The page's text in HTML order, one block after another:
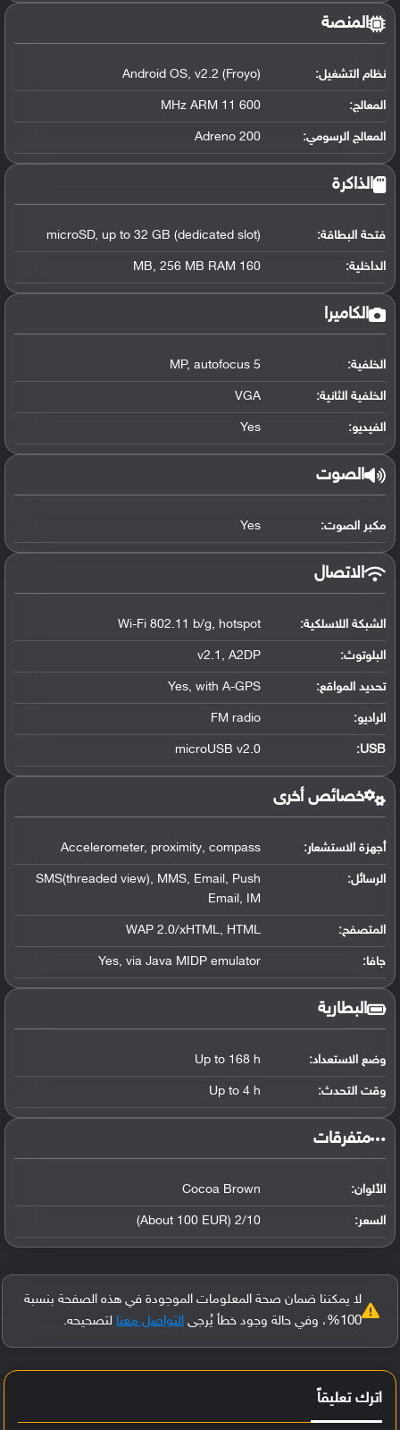
المنصة
نظام التشغيل:
Android OS, v2.2 (Froyo)
المعالج:
600 MHz ARM 11
المعالج الرسومي:
Adreno 200
الذاكرة
فتحة البطاقة: microSD, up to 32 GB (dedicated slot)
الداخلية: 160 MB, 256 MB RAM
الكاميرا
الخلفية: 5 MP, autofocus
الخلفية الثانية: VGA
الفيديو: Yes
الصوت
مكبر الصوت: Yes
الاتصال
الشبكة اللاسلكية: Wi-Fi 802.11 b/g, hotspot
البلوتوث:
v2.1, A2DP
تحديد المواقع:
Yes, with A-GPS
الراديو: FM radio
USB
:
microUSB v2.0
خصائص أخرى
أجهزة الاستشعار: Accelerometer, proximity, compass
الرسائل:
SMS(threaded view), MMS, Email, Push
Email, IM
المتصفح: WAP 2.0/xHTML, HTML
جافا: Yes, via Java MIDP emulator
البطارية
وضع الاستعداد: Up to 168 h
وقت التحدث: Up to 4 h
‏متفرقات‏
الألوان: Cocoa Brown
السعر: 2/10 (About 100 EUR)
لا يمكننا ضمان صحة المعلومات الموجودة في هذه الصفحة بنسبة
100%، وفي حالة وجود خطأ يُرجى
التواصل معنا لتصحيحه.
اترك تعليقاً